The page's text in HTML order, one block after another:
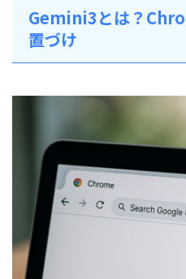
Gemini3とは？
置づけ